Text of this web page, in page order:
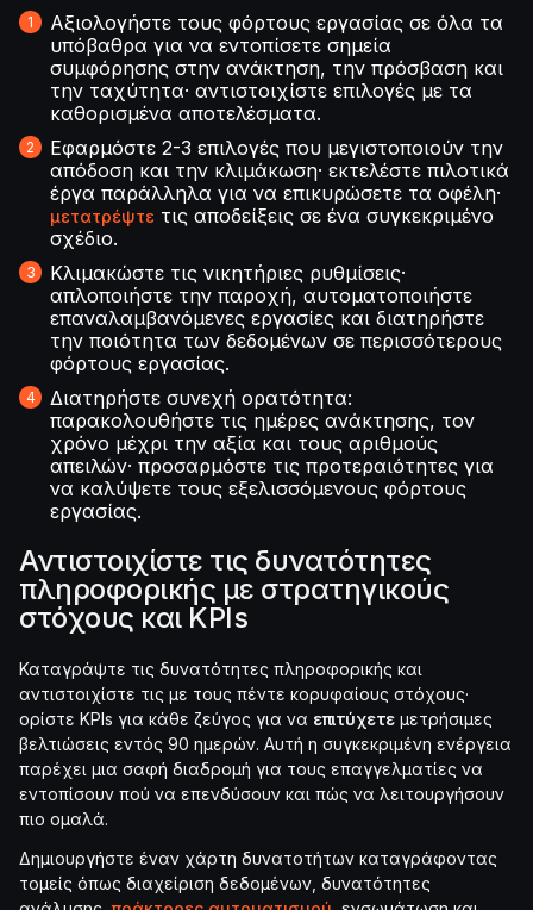
Αξιολογήστε τους φόρτους εργασίας σε όλα τα
υπόβαθρα για να εντοπίσετε σημεία
συμφόρησης στην ανάκτηση, την πρόσβαση και
την ταχύτητα· αντιστοιχίστε επιλογές με τα
καθορισμένα αποτελέσματα.
Εφαρμόστε 2-3 επιλογές που μεγιστοποιούν την
απόδοση και την κλιμάκωση· εκτελέστε πιλοτικά
έργα παράλληλα για να επικυρώσετε τα οφέλη·
μετατρέψτε τις αποδείξεις σε ένα συγκεκριμένο
σχέδιο.
Κλιμακώστε τις νικητήριες ρυθμίσεις·
απλοποιήστε την παροχή, αυτοματοποιήστε
επαναλαμβανόμενες εργασίες και διατηρήστε
την ποιότητα των δεδομένων σε περισσότερους
φόρτους εργασίας.
Διατηρήστε συνεχή ορατότητα:
παρακολουθήστε τις ημέρες ανάκτησης, τον
χρόνο μέχρι την αξία και τους αριθμούς
απειλών· προσαρμόστε τις προτεραιότητες για
να καλύψετε τους εξελισσόμενους φόρτους
εργασίας.
Αντιστοιχίστε τις δυνατότητες
πληροφορικής με στρατηγικούς
στόχους και KPIs
Καταγράψτε τις δυνατότητες πληροφορικής και
αντιστοιχίστε τις με τους πέντε κορυφαίους στόχους·
ορίστε KPIs για κάθε ζεύγος για να επιτύχετεμετρήσιμες
βελτιώσεις εντός 90 ημερών. Αυτή η συγκεκριμένη ενέργεια
παρέχει μια σαφή διαδρομή για τους επαγγελματίες να
εντοπίσουν πού να επενδύσουν και πώς να λειτουργήσουν
πιο ομαλά.
Δημιουργήστε έναν χάρτη δυνατοτήτων καταγράφοντας
τομείς όπως διαχείριση δεδομένων, δυνατότητες